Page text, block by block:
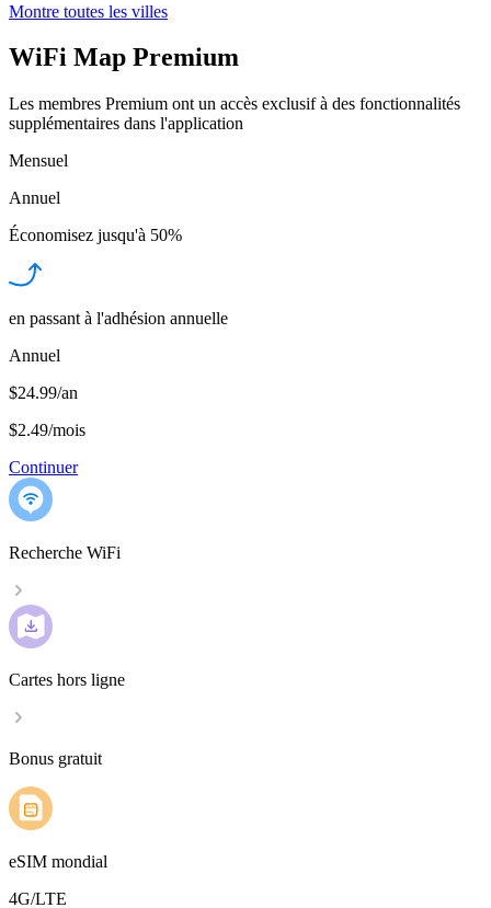
Montre toutes les villes
WiFi Map Premium
Les membres Premium ont un accès exclusif à des fonctionnalités
supplémentaires dans l'application
Mensuel
Annuel
Économisez jusqu'à 50%
en passant à l'adhésion annuelle
Annuel
$24.99/an
$2.49/mois
Continuer
Recherche WiFi
Cartes hors ligne
Bonus gratuit
eSIM mondial
4G/LTE